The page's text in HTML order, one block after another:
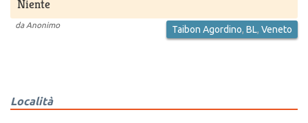
Niente
da Anonimo Taibon Agordino, BL, Veneto
Località